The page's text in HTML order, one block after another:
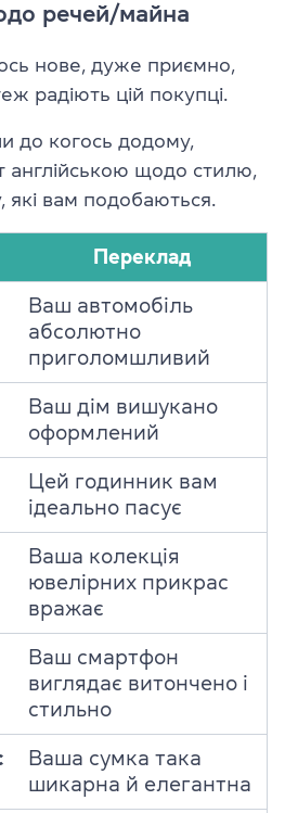
речей/майна
нове, дуже приємно,
радіють цій покупці.
до когось додому,
англійською щодо стилю,
які вам подобаються.
Переклад
Ваш автомобіль
абсолютно
приголомшливий
Ваш дім вишукано
оформлений
Цей годинник вам
ідеально пасує
Ваша колекція
ювелірних прикрас
вражає
Ваш смартфон
виглядає витончено і
стильно
Ваша сумка така
шикарна й елегантна